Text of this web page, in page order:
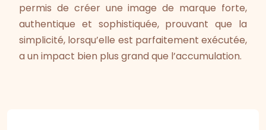
permis de créer une image de marque forte,
authentique et sophistiquée, prouvant que la
simplicité, lorsqu’elle est parfaitement exécutée,
a un impact bien plus grand que l’accumulation.